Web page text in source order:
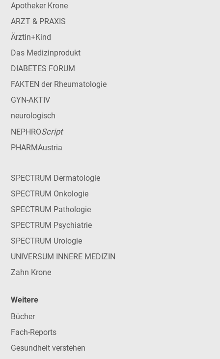
Apotheker Krone
ARZT & PRAXIS
Ärztin+Kind
Das Medizinprodukt
DIABETES FORUM
FAKTEN der Rheumatologie
GYN-AKTIV
neurologisch
NEPHROScript
PHARMAustria
SPECTRUM Dermatologie
SPECTRUM Onkologie
SPECTRUM Pathologie
SPECTRUM Psychiatrie
SPECTRUM Urologie
UNIVERSUM INNERE MEDIZIN
Zahn Krone
Weitere
Bücher
Fach-Reports
Gesundheit verstehen